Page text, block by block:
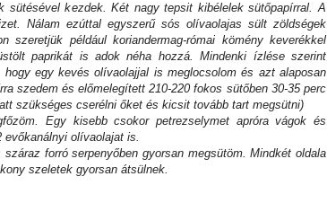
sütésével kezdek. Két nagy tepsit kibélelek sütőpapírral. A
Nálam ezúttal egyszerű sós olívaolajas sült zöldségek
szeretjük például koriandermag-római kömény keverékkel
paprikát is adok néha hozzá. Mindenki ízlése szerint
egy kevés olívaolajjal is meglocsolom és azt alaposan
szedem és előmelegített 210-220 fokos sütőben 30-35 perc
szükséges cserélni őket és kicsit tovább tart megsütni)
Egy kisebb csokor petrezselymet apróra vágok és
evőkanálnyi olívaolajat is.
forró serpenyőben gyorsan megsütöm. Mindkét oldala
szeletek gyorsan átsülnek.